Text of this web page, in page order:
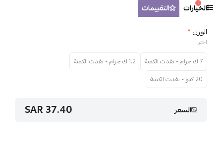
الخيارات
التقييمات
الوزن*
اختر
7 ك جرام - نفدت الكمية
1.2 ك جرام - نفدت الكمية
20 كيلو - نفدت الكمية
السعر 37.40 SAR